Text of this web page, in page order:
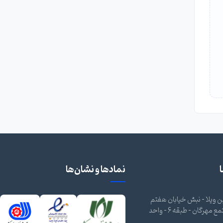
ویلا - نبش خیابان هفتم
شرقی - مجتمع مهرگان - طبقه 6 - واحد
نمادها و نشان‌ها